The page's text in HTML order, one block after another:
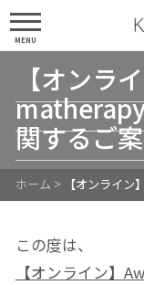
MENU
【オンラ
関するご
ホーム > 【オンライ
この度は、
【オンライン】